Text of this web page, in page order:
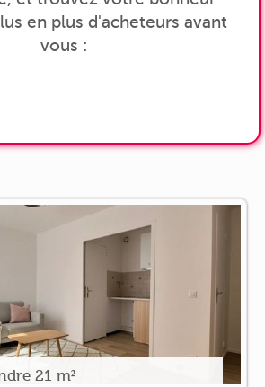
en plus d'acheteurs avant
vous :
21 m²